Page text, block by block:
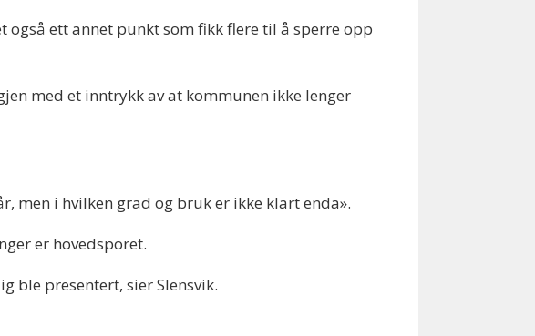
også ett annet punkt som fikk flere til å sperre opp
med et inntrykk av at kommunen ikke lenger
men i hvilken grad og bruk er ikke klart enda».
er hovedsporet.
ble presentert, sier Slensvik.